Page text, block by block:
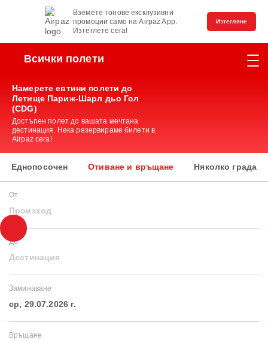
Вземете тонове ексклузивни
промоции само на Airpaz App.
Изтеглете сега!
Изтегляне
Всички полети
Намерете евтини полети до
Летище Париж-Шарл дьо Гол
(CDG)
Достъпен полет до вашата мечтана
дестинация. Нека резервираме билети в
Airpaz сега!
Еднопосочен Отиване и връщане Няколко града
От
Произход
До
Дестинация
Заминаване
ср, 29.07.2026 г.
Връщане